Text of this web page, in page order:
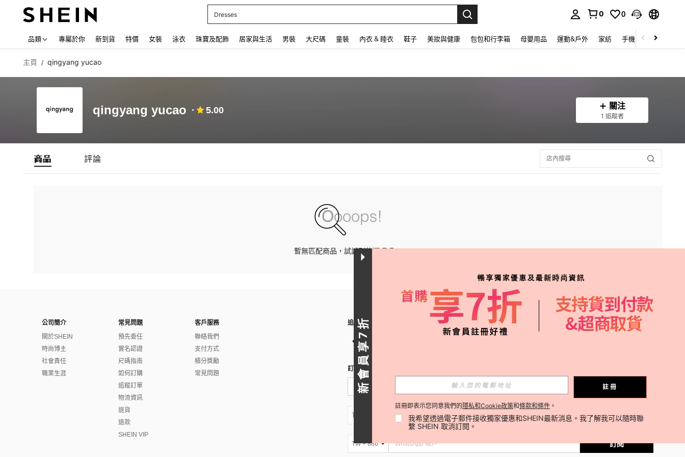
Care Bears
0 0
品類 專屬於你 新到貨 特價 女裝 泳衣 珠寶及配飾 居家與生活 男裝 大尺碼 童裝 內衣 & 睡衣 鞋子 美妝與健康 包包和行李箱 母嬰用品 運動&戶外 家紡 手機 & 手機配件
主頁 / qingyang yucao
qingyang yucao 5.00 關注
1 追蹤者
商品 評論
暫無匹配商品，試試別的選項吧。
公司簡介
關於SHEIN
時尚博主
社會責任
職業生涯
常見問題
預先委任
實名認證
尺碼指南
如何訂購
追蹤訂單
物流資訊
退貨
退款
SHEIN VIP
客戶服務
聯絡我們
支付方式
積分獎勵
常見問題
追蹤我們
訂閱SHEIN電子報，搶先了解新品速遞、熱賣品補貨及優惠資訊！
訂閱
TW + 886 訂閱
TW + 886 訂閱
新會員享7折 註冊
註冊即表示您同意我們的 隱私和Cookie政策和條款和條件 。
我希望透過電子郵件接收獨家優惠和SHEIN最新消息。我了解我可以隨時聯
繫 SHEIN 取消訂閱。